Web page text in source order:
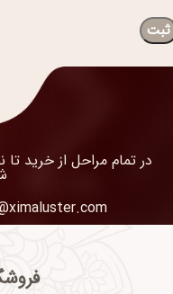
در تمام مراحل از خرید